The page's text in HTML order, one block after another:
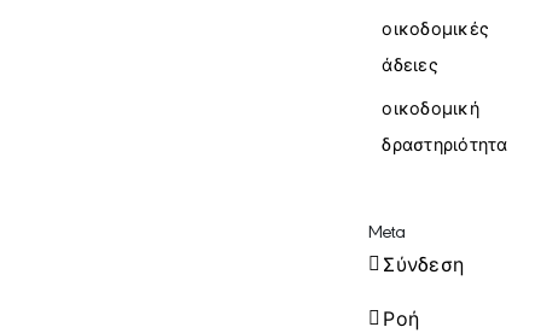
οικοδομικές
άδειες
οικοδομική
δραστηριότητα
Meta
Σύνδεση
Ροή